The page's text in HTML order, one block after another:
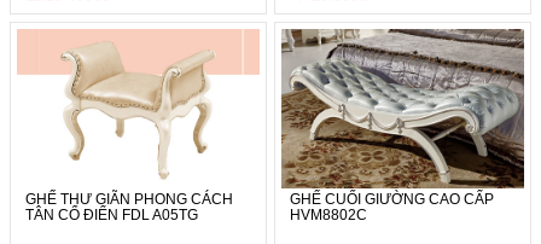
GHẾ THƯ GIÃN PHONG CÁCH
TÂN CỔ ĐIỂN FDL A05TG
GHẾ CUỐI GIƯỜNG CAO CẤP
HVM8802C